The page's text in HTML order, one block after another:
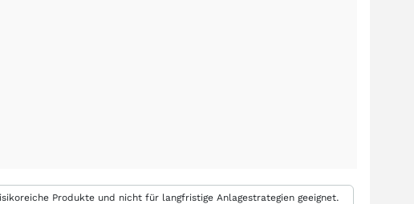
Produkte und nicht für langfristige Anlagestrategien geeignet.